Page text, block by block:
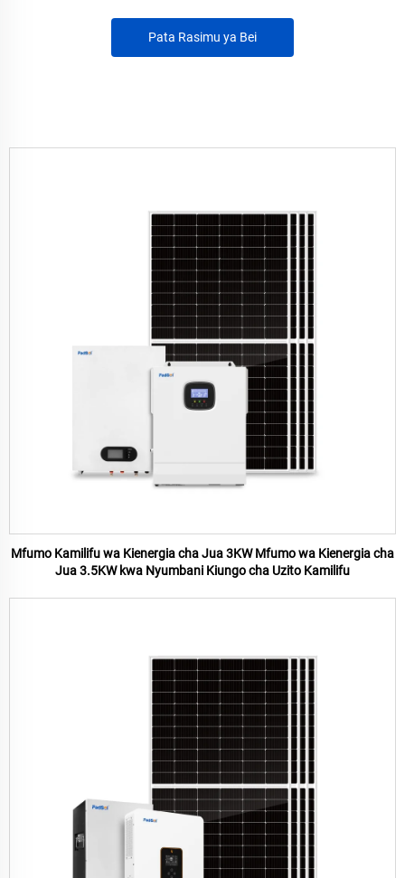
Pata Rasimu ya Bei
Mfumo Kamilifu wa Kienergia cha Jua 3KW Mfumo wa Kienergia cha
Jua 3.5KW kwa Nyumbani Kiungo cha Uzito Kamilifu